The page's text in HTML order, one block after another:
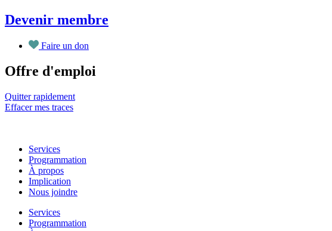
Aller
au
contenu
Devenir membre
Faire un don
Offre d'emploi
Quitter rapidement
Effacer mes traces
Services
Programmation
À propos
Implication
Nous joindre
Services
Programmation